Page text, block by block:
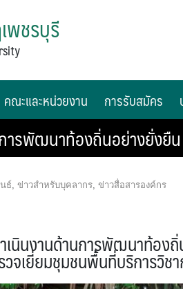
พชรบุรี
คณะและหน่วยงาน การรับสมัคร
รพัฒนาท้องถิ่นอย่างยั่งยื
ธ์, ข่าวสำหรับบุคลากร, ข่าวสื่อสารองค์กร
นินงานด้านการพัฒนาท้อง
จเยี่ยมชุมชนพื้นที่บริการวิช